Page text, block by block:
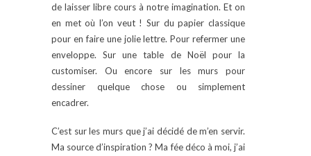
de laisser libre cours à notre imagination. Et on
en met où l’on veut ! Sur du papier classique
pour en faire une jolie lettre. Pour refermer une
enveloppe. Sur une table de Noël pour la
customiser. Ou encore sur les murs pour
dessiner quelque chose ou simplement
encadrer.
C’est sur les murs que j’ai décidé de m’en servir.
Ma source d’inspiration ? Ma fée déco à moi, j’ai